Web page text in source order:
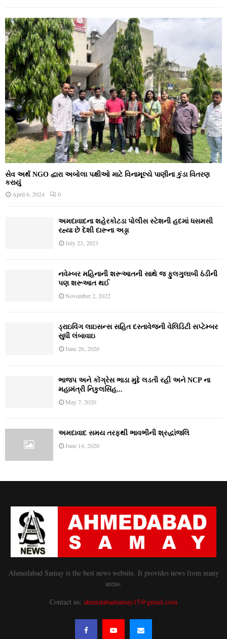
સેવ અર્થ NGO દ્વારા અબોલા પક્ષીઓ માટે વિનામૂલ્યે પાણીના કુંડા વિતરણ
કરાયું
April 6, 2024 0
અમદાવાદના શહેરકોટડા પોલીસ સ્ટેશની હદમાં ધસમસી
રહ્યા છે દેશી દારૂના અડ્ડા
July 23, 2023
નવેમ્‍બર મહિનાની શરૂઆતની સાથે જ ફુલગુલાબી ઠંડીની
પણ શરૂઆત થઈ
November 2, 2022
ડ્રાઇવિંગ લાઇસન્સ સહિત દસ્તાવેજની વેલિડિટી સપ્ટેમ્બર
સુધી લંબાવાઇ
June 26, 2020
ભાજપ અને કોંગ્રેસ ભાડા મુદ્દે લડતી રહી અને NCP ના
મહામંત્રી નિકુલસિંહ...
May 7, 2020
અમદાવાદ સમય તરફથી ભાવભીની શ્રદ્ધાંજલિ
June 14, 2020
Ahmedabad Samay is the best news website. It provides news from many
areas.
Contact us: ahmedabadsamay15@gmail.com